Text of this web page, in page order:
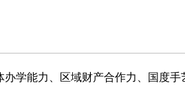
学能力、区域财产合作力、国度手